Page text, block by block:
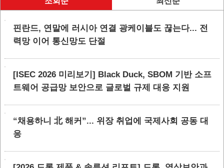
핀란드, 연말에 러시아 연결 광케이블도 끊는다... 전
력망 이어 통신망도 단절
[ISEC 2026 미리보기] Black Duck, SBOM 기반 소프
트웨어 공급망 보안으로 글로벌 규제 대응 지원
“채용하니 北 해커”... 위장 취업에 국제사회 공동 대
응